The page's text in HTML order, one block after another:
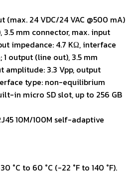
(max. 24 VDC/24 VAC @500 mA)
3.5 mm connector, max. input
impedance: 4.7 KΩ, interface
output (line out), 3.5 mm
amplitude: 3.3 Vpp, output
type: non-equilibrium
in micro SD slot, up to 256 GB
10M/100M self-adaptive
°C to 60 °C (-22 °F to 140 °F).